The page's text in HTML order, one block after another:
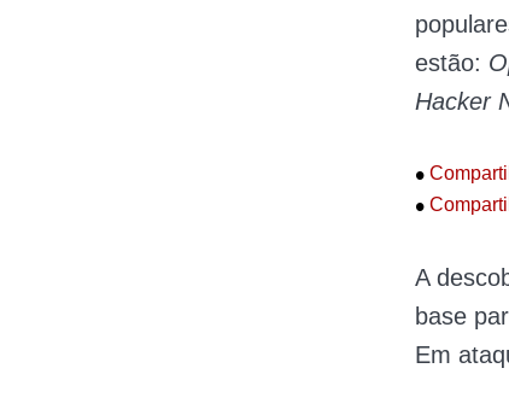
estão:
Hacker
•
•
A
base
Em